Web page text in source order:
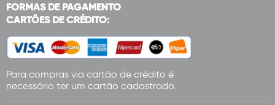
FORMAS DE PAGAMENTO
CARTÕES DE CRÉDITO:
Para compras via cartão de crédito é
necessário ter um cartão cadastrado.